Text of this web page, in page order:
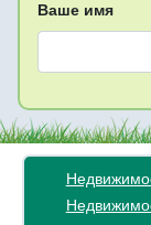
Ваше имя